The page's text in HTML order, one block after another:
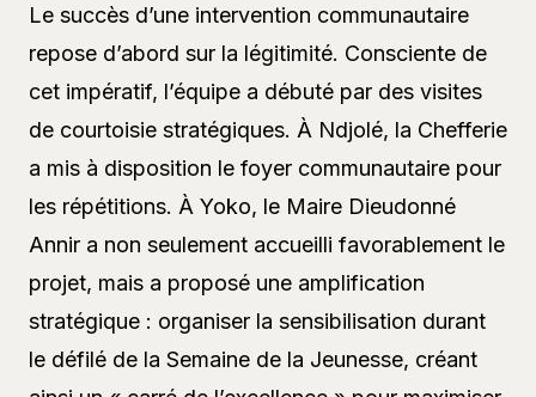
Le succès d’une intervention communautaire
repose d’abord sur la légitimité. Consciente de
cet impératif, l’équipe a débuté par des visites
de courtoisie stratégiques. À Ndjolé, la Chefferie
a mis à disposition le foyer communautaire pour
les répétitions. À Yoko, le Maire Dieudonné
Annir a non seulement accueilli favorablement le
projet, mais a proposé une amplification
stratégique : organiser la sensibilisation durant
le défilé de la Semaine de la Jeunesse, créant